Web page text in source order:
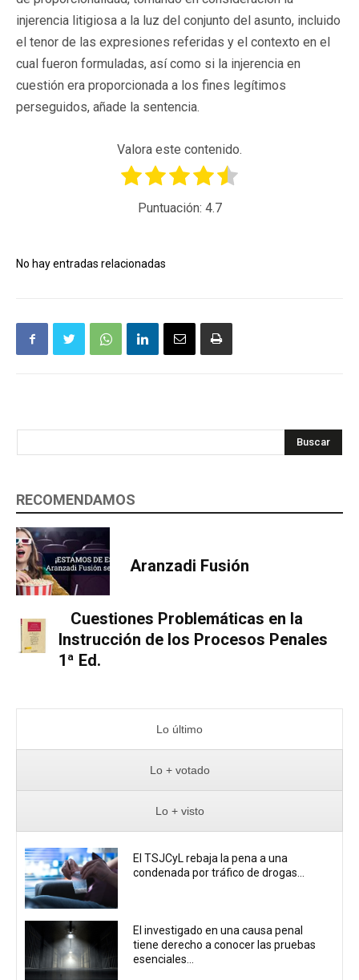
injerencia litigiosa a la luz del conjunto del asunto, incluido
el tenor de las expresiones referidas y el contexto en el
cual fueron formuladas, así como si la injerencia en
cuestión era proporcionada a los fines legítimos
perseguidos, añade la sentencia.
Valora este contenido.
Puntuación: 4.7
No hay entradas relacionadas
Buscar
RECOMENDAMOS
Aranzadi Fusión
Cuestiones Problemáticas en la
Instrucción de los Procesos Penales
1ª Ed.
Lo último
Lo + votado
Lo + visto
El TSJCyL rebaja la pena a una
condenada por tráfico de drogas...
El investigado en una causa penal
tiene derecho a conocer las pruebas
esenciales...